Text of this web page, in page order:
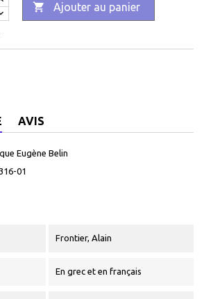
 Ajouter au panier
AVIS
Eugène Belin
01
Frontier, Alain
En grec et en français